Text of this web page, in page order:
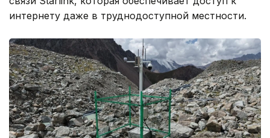
интернету даже в труднодоступной местности.